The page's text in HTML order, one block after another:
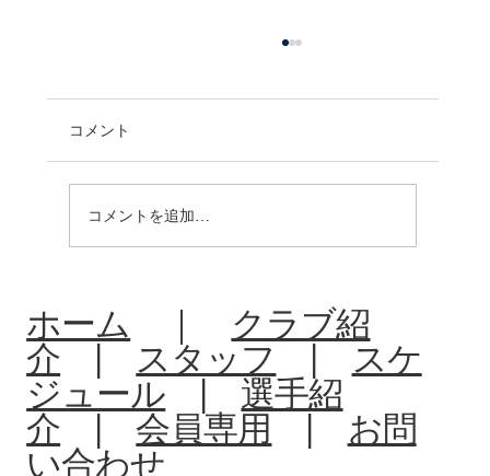
コメント
コメントを追加…
ホーム ｜ クラブ紹
介
スタッフ
スケ
ジュール
選手紹
介 |会員専用
お問
い合わせ